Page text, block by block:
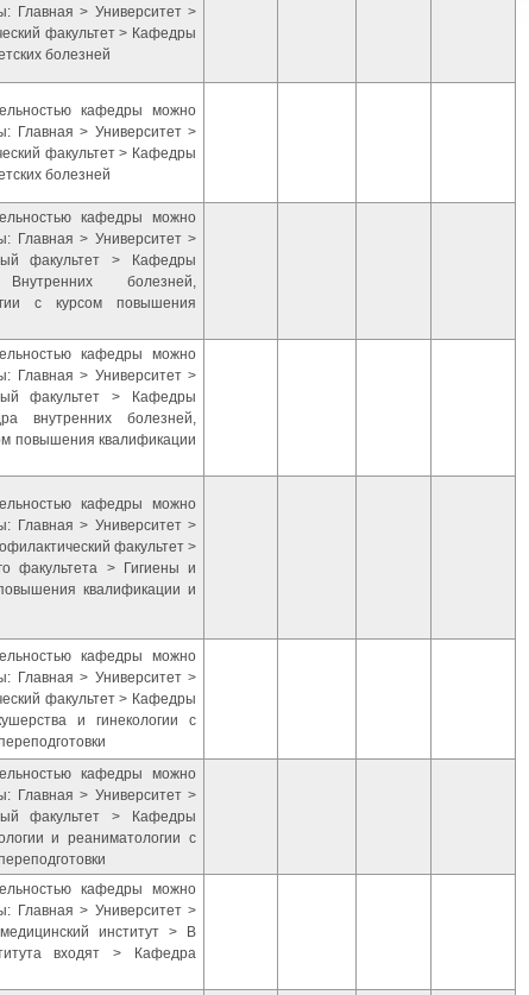
Главная > Университет >
факультет > Кафедры
болезней
кафедры можно
Главная > Университет >
факультет > Кафедры
болезней
кафедры можно
Главная > Университет >
факультет > Кафедры
болезней,
с курсом повышения
кафедры можно
Главная > Университет >
факультет > Кафедры
внутренних болезней,
повышения квалификации
кафедры можно
Главная > Университет >
факультет >
факультета > Гигиены и
квалификации и
кафедры можно
Главная > Университет >
факультет > Кафедры
и гинекологии с
кафедры можно
Главная > Университет >
факультет > Кафедры
и реаниматологии с
кафедры можно
Главная > Университет >
институт > В
входят > Кафедра